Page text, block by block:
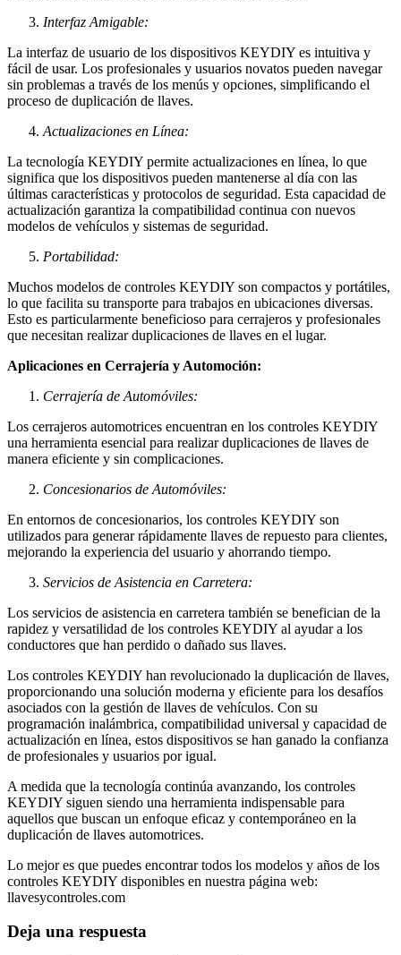
Interfaz Amigable:
La interfaz de usuario de los dispositivos KEYDIY es intuitiva y
fácil de usar. Los profesionales y usuarios novatos pueden navegar
sin problemas a través de los menús y opciones, simplificando el
proceso de duplicación de llaves.
Actualizaciones en Línea:
La tecnología KEYDIY permite actualizaciones en línea, lo que
significa que los dispositivos pueden mantenerse al día con las
últimas características y protocolos de seguridad. Esta capacidad de
actualización garantiza la compatibilidad continua con nuevos
modelos de vehículos y sistemas de seguridad.
Portabilidad:
Muchos modelos de controles KEYDIY son compactos y portátiles,
lo que facilita su transporte para trabajos en ubicaciones diversas.
Esto es particularmente beneficioso para cerrajeros y profesionales
que necesitan realizar duplicaciones de llaves en el lugar.
Aplicaciones en Cerrajería y Automoción:
Cerrajería de Automóviles:
Los cerrajeros automotrices encuentran en los controles KEYDIY
una herramienta esencial para realizar duplicaciones de llaves de
manera eficiente y sin complicaciones.
Concesionarios de Automóviles:
En entornos de concesionarios, los controles KEYDIY son
utilizados para generar rápidamente llaves de repuesto para clientes,
mejorando la experiencia del usuario y ahorrando tiempo.
Servicios de Asistencia en Carretera:
Los servicios de asistencia en carretera también se benefician de la
rapidez y versatilidad de los controles KEYDIY al ayudar a los
conductores que han perdido o dañado sus llaves.
Los controles KEYDIY han revolucionado la duplicación de llaves,
proporcionando una solución moderna y eficiente para los desafíos
asociados con la gestión de llaves de vehículos. Con su
programación inalámbrica, compatibilidad universal y capacidad de
actualización en línea, estos dispositivos se han ganado la confianza
de profesionales y usuarios por igual.
A medida que la tecnología continúa avanzando, los controles
KEYDIY siguen siendo una herramienta indispensable para
aquellos que buscan un enfoque eficaz y contemporáneo en la
duplicación de llaves automotrices.
Lo mejor es que puedes encontrar todos los modelos y años de los
controles KEYDIY disponibles en nuestra página web:
llavesycontroles.com
Deja una respuesta